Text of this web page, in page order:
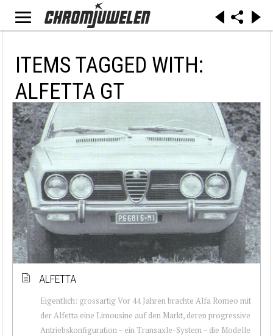
ITEMS TAGGED WITH:
ALFETTA GT
ALFETTA
Eigentlich: grossartig Vor 44 Jahren brachte Alfa Romeo mit
der Alfetta eine Limousine auf den Markt, deren progressive
Antriebskonfiguration – ein Transaxle-System – die Modelle